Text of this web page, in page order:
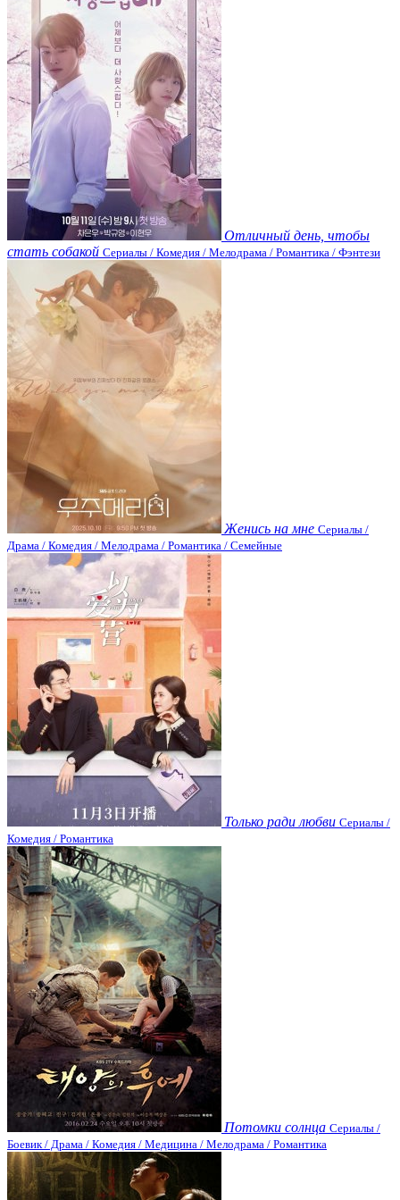
Отличный день, чтобы
стать собакой Сериалы / Комедия / Мелодрама / Романтика / Фэнтези
Женись на мне Сериалы /
Драма / Комедия / Мелодрама / Романтика / Семейные
Только ради любви Сериалы /
Комедия / Романтика
Потомки солнца Сериалы /
Боевик / Драма / Комедия / Медицина / Мелодрама / Романтика